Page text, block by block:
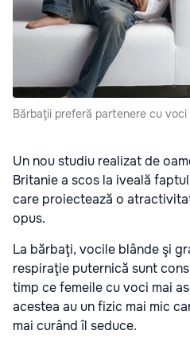
Bărbaţii preferă partenere cu
Un nou studiu realizat de
Britanie a scos la iveală
care proiectează o
opus.
La bărbaţi, vocile blânde şi
respiraţie puternică sunt
timp ce femeile cu voci mai
acestea au un fizic mai mic
mai curând îl seduce.